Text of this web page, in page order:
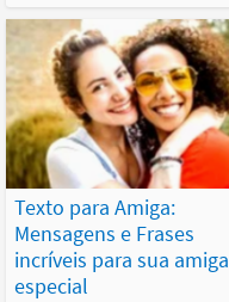
Texto para Amiga:
Mensagens e Frases
incríveis para sua amiga
especial